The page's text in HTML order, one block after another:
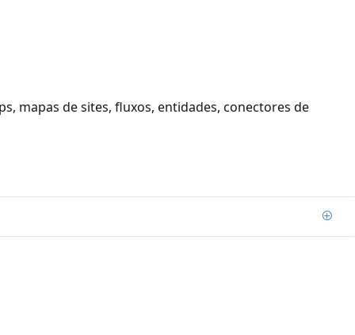
mapas de sites, fluxos, entidades, conectores de